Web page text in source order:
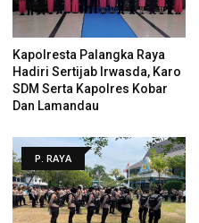
Kapolresta Palangka Raya
Hadiri Sertijab Irwasda, Karo
SDM Serta Kapolres Kobar
Dan Lamandau
P. RAYA